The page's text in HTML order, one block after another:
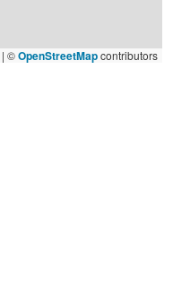
| ©OpenStreetMapcontributors